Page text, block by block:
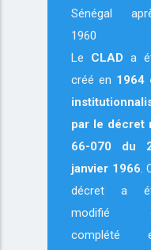
Sénégal
1960
Le CLAD a
créé en 1964
par le décret
66-070 du
janvier 1966.
décret a
modifié
complété